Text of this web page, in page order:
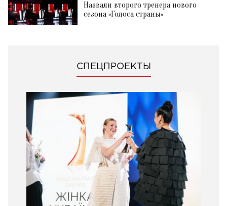
Назвали второго тренера нового
сезона «Голоса страны»
СПЕЦПРОЕКТЫ